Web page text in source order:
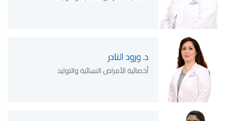
د. ورود النادر
أخصائية الأمراض النسائية والتوليد